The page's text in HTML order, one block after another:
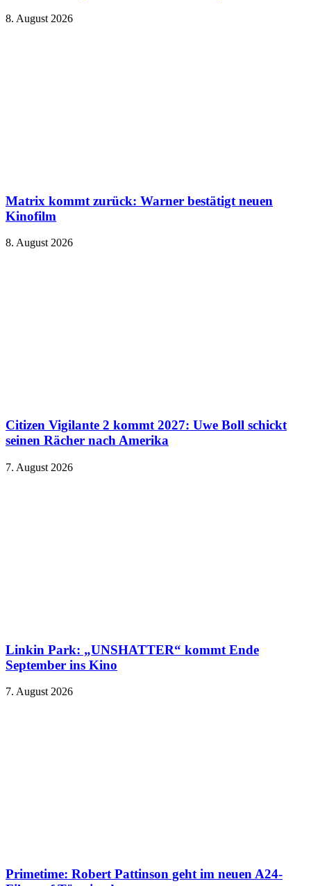
8. August 2026
Matrix kommt zurück: Warner bestätigt neuen
Kinofilm
8. August 2026
Citizen Vigilante 2 kommt 2027: Uwe Boll schickt
seinen Rächer nach Amerika
7. August 2026
Linkin Park: „UNSHATTER“ kommt Ende
September ins Kino
7. August 2026
Primetime: Robert Pattinson geht im neuen A24-